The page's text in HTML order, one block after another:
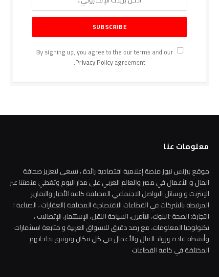
By signing up, you agree to the our terms and our
Privacy Policyagreement.
معلومات عنا
موقع بيزنس نيوز منصة إعلامية اقتصادية رائدة ، تسعى لتعزيز صحافة
المال و الأعمال في مصر والعالم العربي على مدار اليوم وتغطي منصتنا عبر
الإنترنت و وسائل التواصل الاجتماعي المختلفة كافة الأخبار والتقارير
المرتبطة بالشركات في القطاعات الاقتصادية المختلفة (العقارات ، الصناعة ؛
التجارة؛ الصحة ؛البنوك، التأمين، السياحة النقل، الإستثمار، الإتصالات ،
تكنولوجيا المعلومات، مع رصد دقيق للاسواق العربية و متابعة استثمارات
وأنشطة قادة ورواد المال والأعمال في كل مكان وتوثيق نجاحاتهم
المختلفة في كافة القطاعات